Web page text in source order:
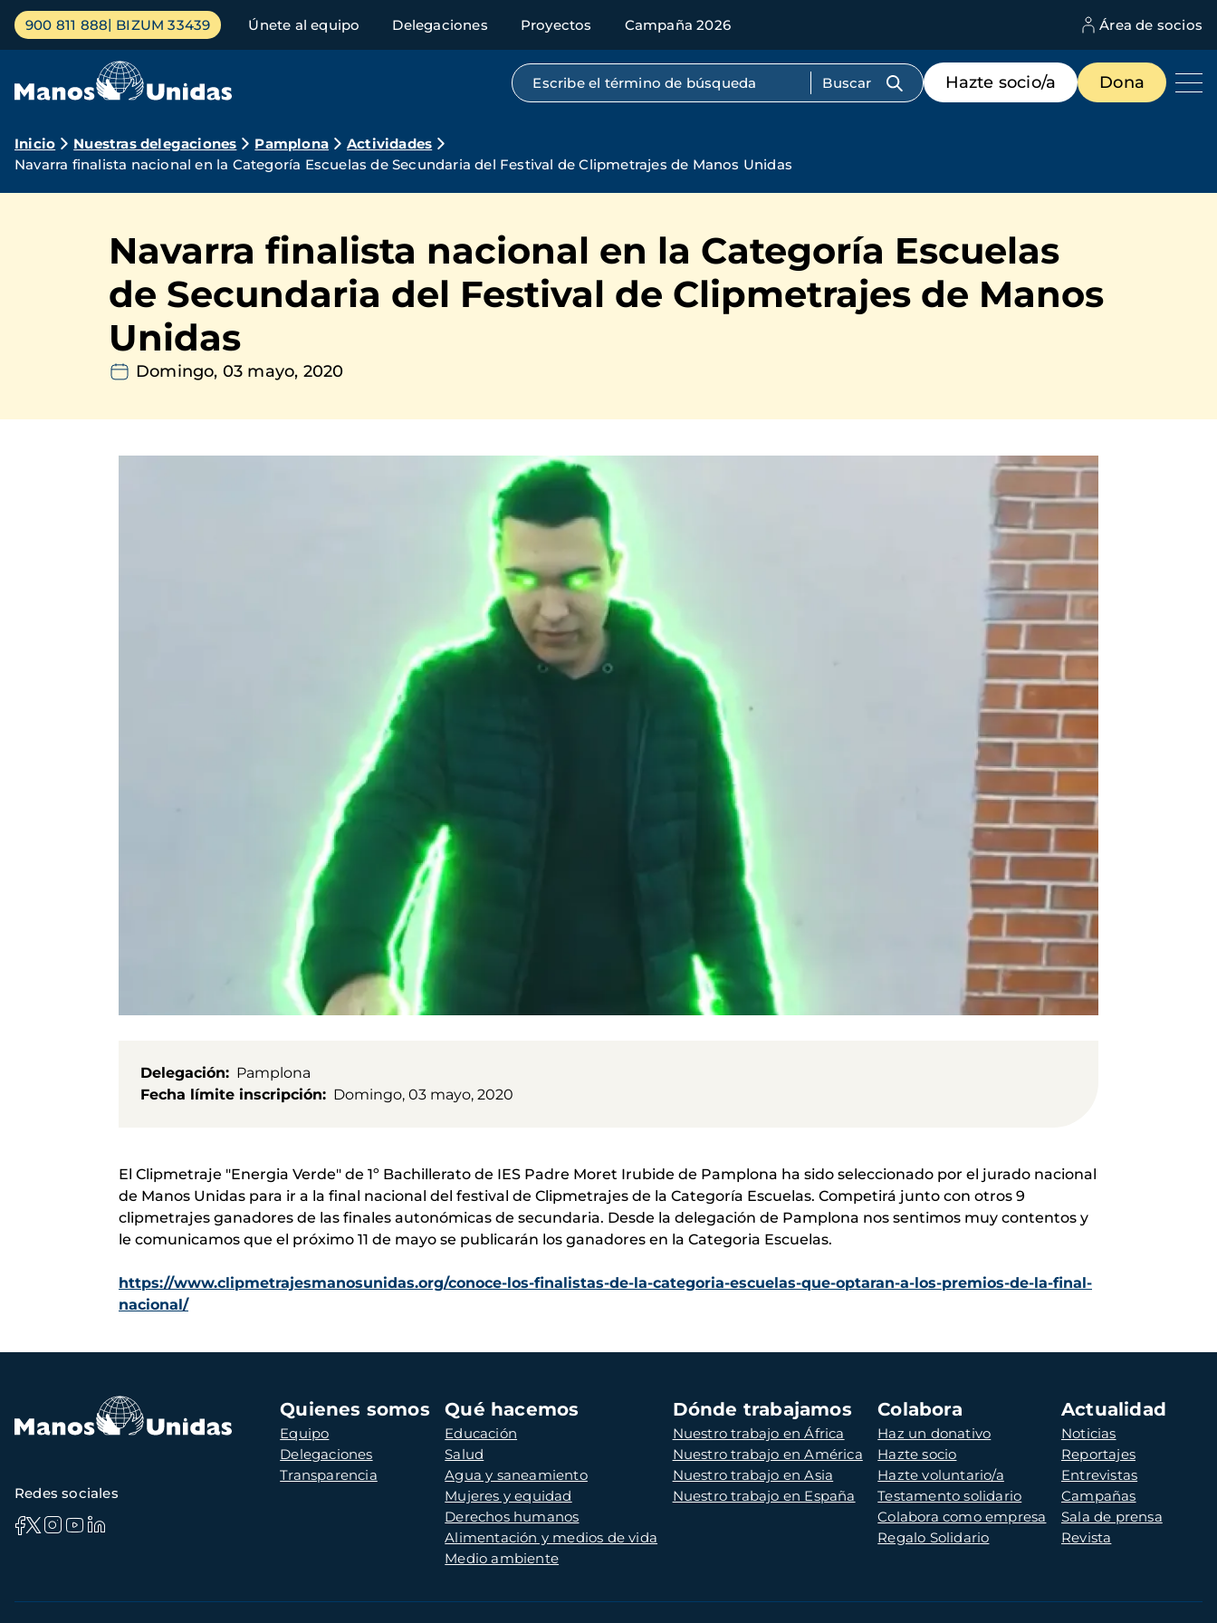
Pasar
contenido
Menú
principal
900 811 888 BIZUM 33439 Únete al equipo Delegaciones Proyectos Campaña 2026 Área de socios
Búsqueda por texto completo
Menú
de
destacados
Hazte socio/a Dona
Ruta
de
Inicio Nuestras delegaciones Pamplona
Actividades
Navarra finalista nacional en la Categoría Escuelas de Secundaria del Festival de Clipmetrajes de Manos Unidas
Navarra finalista nacional en la Categoría Escuelas
de Secundaria del Festival de Clipmetrajes de Manos
Unidas
Domingo, 03 mayo, 2020
Delegación
Pamplona
Fecha límite inscripción
Domingo, 03 mayo, 2020
El Clipmetraje "Energia Verde" de 1º Bachillerato de IES Padre Moret Irubide de Pamplona ha sido seleccionado por el jurado nacional
de Manos Unidas para ir a la final nacional del festival de Clipmetrajes de la Categoría Escuelas. Competirá junto con otros 9
clipmetrajes ganadores de las finales autonómicas de secundaria. Desde la delegación de Pamplona nos sentimos muy contentos y
le comunicamos que el próximo 11 de mayo se publicarán los ganadores en la Categoria Escuelas.
https://www.clipmetrajesmanosunidas.org/conoce-los-finalistas-de-la-categoria-escuelas-que-optaran-a-los-premios-de-la-final-
nacional/
Navegación
principal
Quienes somos
Equipo
Delegaciones
Transparencia
Qué hacemos
Educación
Salud
Agua y saneamiento
Mujeres y equidad
Derechos humanos
Alimentación y medios de vida
Medio ambiente
Dónde trabajamos
Nuestro trabajo en África
Nuestro trabajo en América
Nuestro trabajo en Asia
Nuestro trabajo en España
Colabora
Haz un donativo
Hazte socio
Hazte voluntario/a
Testamento solidario
Colabora como empresa
Regalo Solidario
Actualidad
Noticias
Reportajes
Entrevistas
Campañas
Sala de prensa
Revista
Redes sociales